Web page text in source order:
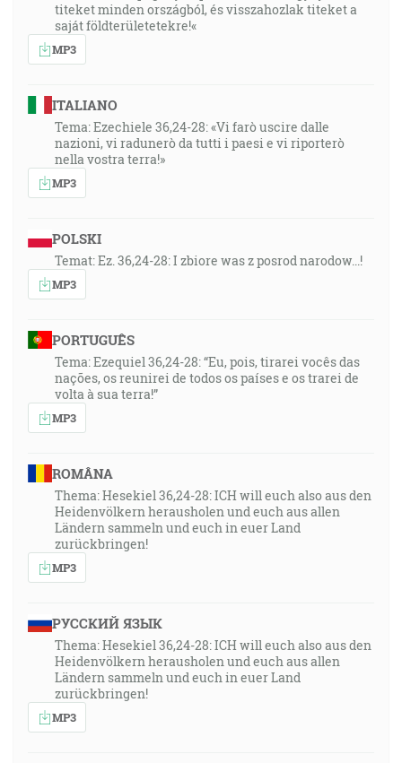
titeket minden országból, és visszahozlak titeket a
saját földterületetekre!«
MP3
ITALIANO
Tema: Ezechiele 36,24-28: «Vi farò uscire dalle
nazioni, vi radunerò da tutti i paesi e vi riporterò
nella vostra terra!»
MP3
POLSKI
Temat: Ez. 36,24-28: I zbiore was z posrod narodow...!
MP3
PORTUGUÊS
Tema: Ezequiel 36,24-28: “Eu, pois, tirarei vocês das
nações, os reunirei de todos os países e os trarei de
volta à sua terra!”
MP3
ROMÂNA
Thema: Hesekiel 36,24-28: ICH will euch also aus den
Heidenvölkern herausholen und euch aus allen
Ländern sammeln und euch in euer Land
zurückbringen!
MP3
РУССКИЙ ЯЗЫК
Thema: Hesekiel 36,24-28: ICH will euch also aus den
Heidenvölkern herausholen und euch aus allen
Ländern sammeln und euch in euer Land
zurückbringen!
MP3